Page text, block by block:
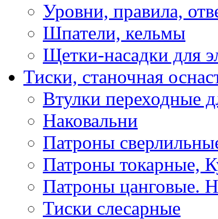
Уровни, правила,
Шпатели, кельмы
Щетки-насадки для
Тиски, станочная
Втулки переходные
Наковальни
Патроны
Патроны токарные,
Патроны цанговые.
Тиски слесарные